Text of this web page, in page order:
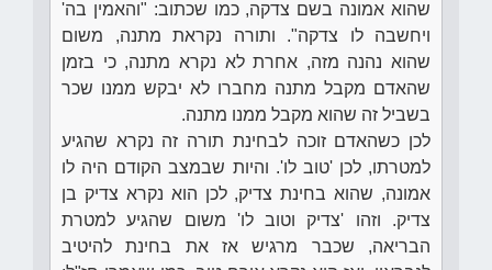
שהוא אמונה בשם צדקה, כמו שכתוב: "והאמין בה'
ויחשבה לו צדקה". ותורה נקראת מתנה, משום
שהוא נהנה מזה, אחרת לא נקרא מתנה, כי בזמן
שהאדם מקבל מתנה מחברו לא יבקש ממנו שכר
בשביל זה שהוא מקבל ממנו מתנה.
לכן כשהאדם זוכה לבחינת תורה זה נקרא שהגיע
למטרתו, לכן 'טוב לו'. והיות שבמצב הקודם היה לו
אמונה, שהוא בחינת צדיק, לכן הוא נקרא צדיק בן
צדיק. וזהו 'צדיק וטוב לו' משום שהגיע למטרת
הבריאה, שכבר מרגיש אז את בחינת להיטיב